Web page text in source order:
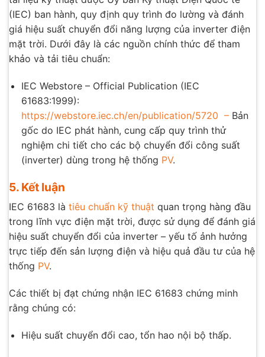
(IEC) ban hành, quy định quy trình đo lường và đánh
giá hiệu suất chuyển đổi năng lượng của inverter điện
mặt trời. Dưới đây là các nguồn chính thức để tham
khảo và tải tiêu chuẩn:
IEC Webstore – Official Publication (IEC
61683:1999):
https://webstore.iec.ch/en/publication/5720 – Bản
gốc do IEC phát hành, cung cấp quy trình thử
nghiệm chi tiết cho các bộ chuyển đổi công suất
(inverter) dùng trong hệ thống PV.
5. Kết luận
IEC 61683 là tiêu chuẩn kỹ thuật quan trọng hàng đầu
trong lĩnh vực điện mặt trời, được sử dụng để đánh giá
hiệu suất chuyển đổi của inverter – yếu tố ảnh hưởng
trực tiếp đến sản lượng điện và hiệu quả đầu tư của hệ
thống PV.
Các thiết bị đạt chứng nhận IEC 61683 chứng minh
rằng chúng có:
Hiệu suất chuyển đổi cao, tổn hao nội bộ thấp.